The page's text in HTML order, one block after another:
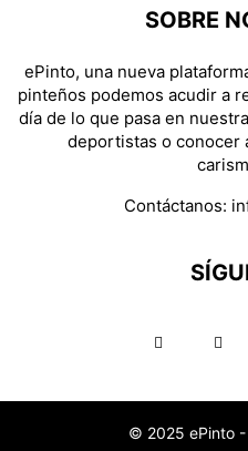
SOBRE
ePinto, una nueva
pinteños podemos acudir a
día de lo que pasa en
deportistas o conocer
Contáctanos:
© 2025 ePinto -